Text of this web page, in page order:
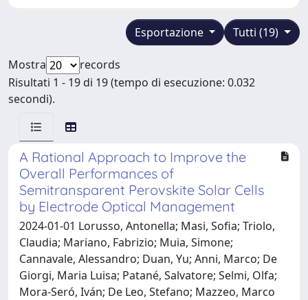
Tutti (19)
Esportazione
Mostra
records
Risultati 1 - 19 di 19 (tempo di esecuzione: 0.032
secondi).
A Rational Approach to Improve the
Overall Performances of
Semitransparent Perovskite Solar Cells
by Electrode Optical Management
2024-01-01 Lorusso, Antonella; Masi, Sofia; Triolo,
Claudia; Mariano, Fabrizio; Muia, Simone;
Cannavale, Alessandro; Duan, Yu; Anni, Marco; De
Giorgi, Maria Luisa; Patané, Salvatore; Selmi, Olfa;
Mora-Seró, Iván; De Leo, Stefano; Mazzeo, Marco